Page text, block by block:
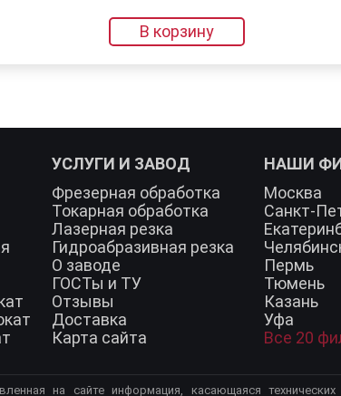
В корзину
УСЛУГИ И ЗАВОД
Фрезерная обработка
Токарная обработка
Лазерная резка
Гидроабразивная резка
О заводе
ГОСТы и ТУ
Отзывы
Доставка
Карта сайта
НАШИ
Москва
Санкт-
Пермь
Тюмень
Казань
Уфа
Все 20
на сайте информация, касающаяся технических